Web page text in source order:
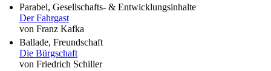
Parabel, Gesellschafts- & Entwicklungsinhalte
Der Fahrgast
von Franz Kafka
Ballade, Freundschaft
Die Bürgschaft
von Friedrich Schiller